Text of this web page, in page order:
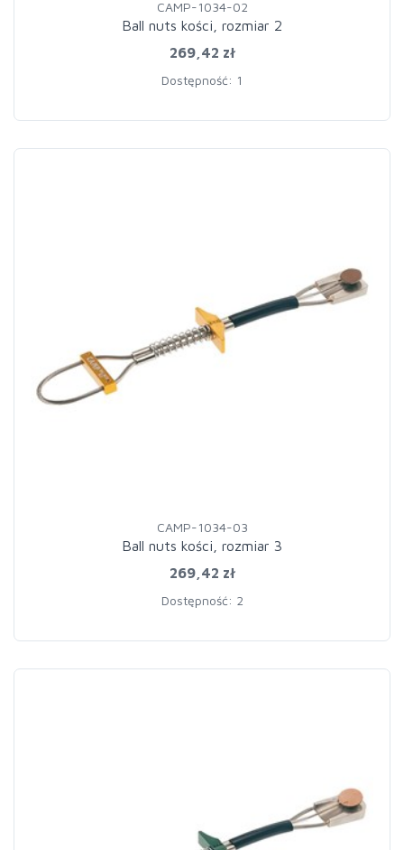
CAMP-1034-02
Ball nuts kości, rozmiar 2
269,42 zł
Dostępność: 1
CAMP-1034-03
Ball nuts kości, rozmiar 3
269,42 zł
Dostępność: 2